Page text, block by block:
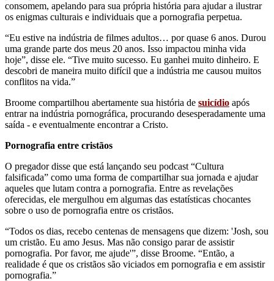
consomem, apelando para sua própria história para ajudar a ilustrar
os enigmas culturais e individuais que a pornografia perpetua.
“Eu estive na indústria de filmes adultos… por quase 6 anos. Durou
uma grande parte dos meus 20 anos. Isso impactou minha vida
hoje”, disse ele. “Tive muito sucesso. Eu ganhei muito dinheiro. E
descobri de maneira muito difícil que a indústria me causou muitos
conflitos na vida.”
Broome compartilhou abertamente sua história de suicídio após
entrar na indústria pornográfica, procurando desesperadamente uma
saída - e eventualmente encontrar a Cristo.
Pornografia entre cristãos
O pregador disse que está lançando seu podcast “Cultura
falsificada” como uma forma de compartilhar sua jornada e ajudar
aqueles que lutam contra a pornografia. Entre as revelações
oferecidas, ele mergulhou em algumas das estatísticas chocantes
sobre o uso de pornografia entre os cristãos.
“Todos os dias, recebo centenas de mensagens que dizem: 'Josh, sou
um cristão. Eu amo Jesus. Mas não consigo parar de assistir
pornografia. Por favor, me ajude'”, disse Broome. “Então, a
realidade é que os cristãos são viciados em pornografia e em assistir
pornografia.”